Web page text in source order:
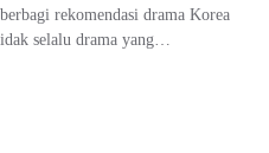
rekomendasi drama Korea
selalu drama yang…